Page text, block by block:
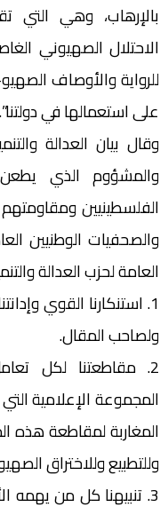
بالإرهاب، وهي التي
الاحتلال الصهيوني
للرواية والأوصاف
على استعمالها في دولتنا”.
وقال بيان العدالة
والمشؤوم الذي
الفلسطينيين
والصحفيات الوطنيين
العامة لحزب العدالة
1. استنكارنا القوي
ولصاحب المقال.
2. مقاطعتنا لكل
المجموعة الإعلامية
المغاربة لمقاطعة هذه
وللتطبيع وللاختراق
3. تنبيهنا كل من يهمه